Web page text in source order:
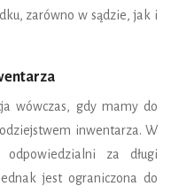
zarówno w sądzie, jak i
wówczas, gdy mamy do
inwentarza. W
za długi
jest ograniczona do